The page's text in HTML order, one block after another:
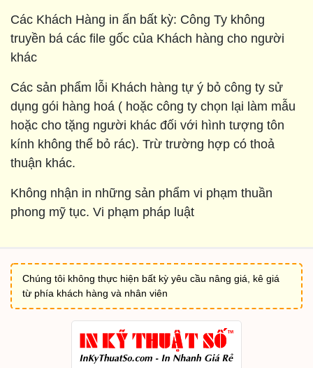
Các Khách Hàng in ấn bất kỳ: Công Ty không
truyền bá các file gốc của Khách hàng cho người
khác
Các sản phẩm lỗi Khách hàng tự ý bỏ công ty sử
dụng gói hàng hoá ( hoặc công ty chọn lại làm mẫu
hoặc cho tặng người khác đối với hình tượng tôn
kính không thể bỏ rác). Trừ trường hợp có thoả
thuận khác.
Không nhận in những sản phẩm vi phạm thuần
phong mỹ tục. Vi phạm pháp luật
Chúng tôi không thực hiện bất kỳ yêu cầu nâng giá, kê giá
từ phía khách hàng và nhân viên